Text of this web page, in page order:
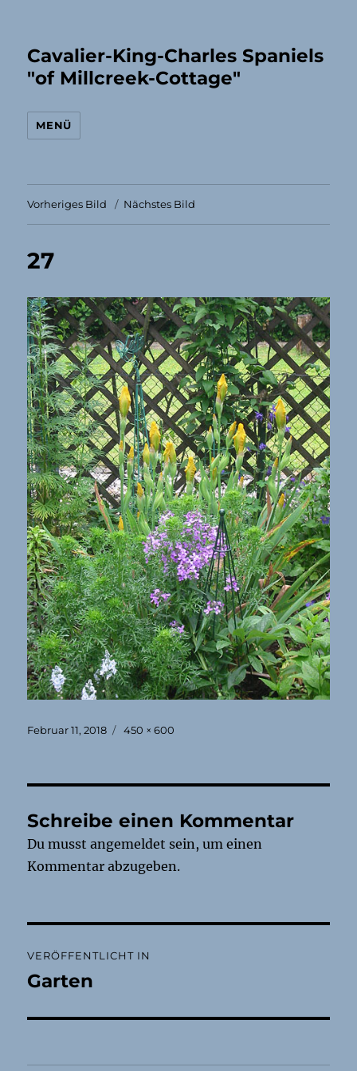
Cavalier-King-Charles Spaniels
"of Millcreek-Cottage"
MENÜ
Vorheriges Bild Nächstes Bild
27
Veröffentlicht
Februar 11, 2018 Originalgröße
450 × 600
Schreibe einen Kommentar
Du musstangemeldet sein, um einen
Kommentar abzugeben.
VERÖFFENTLICHT IN
Garten